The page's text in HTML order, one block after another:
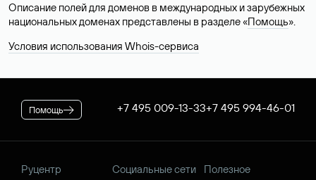
Описание полей для доменов в международных и зарубежных
национальных доменах представлены в разделе «Помощь».
Условия использования Whois-сервиса
Помощь +7 495 009-13-33+7 495 994-46-01
Руцентр
Социальные сети
Полезное